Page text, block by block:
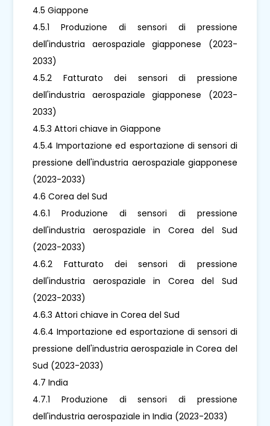
4.5 Giappone
4.5.1 Produzione di sensori di pressione
dell'industria aerospaziale giapponese (2023-
2033)
4.5.2 Fatturato dei sensori di pressione
dell'industria aerospaziale giapponese (2023-
2033)
4.5.3 Attori chiave in Giappone
4.5.4 Importazione ed esportazione di sensori di
pressione dell'industria aerospaziale giapponese
(2023-2033)
4.6 Corea del Sud
4.6.1 Produzione di sensori di pressione
dell'industria aerospaziale in Corea del Sud
(2023-2033)
4.6.2 Fatturato dei sensori di pressione
dell'industria aerospaziale in Corea del Sud
(2023-2033)
4.6.3 Attori chiave in Corea del Sud
4.6.4 Importazione ed esportazione di sensori di
pressione dell'industria aerospaziale in Corea del
Sud (2023-2033)
4.7 India
4.7.1 Produzione di sensori di pressione
dell'industria aerospaziale in India (2023-2033)